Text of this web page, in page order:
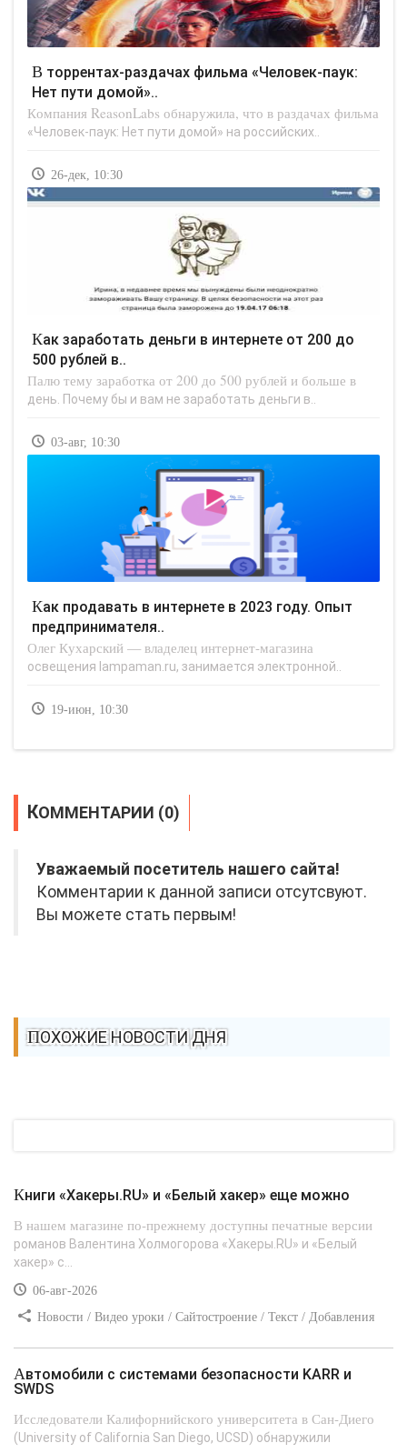
В торрентах-раздачах фильма «Человек-паук:
Нет пути домой»..
Компания ReasonLabs обнаружила, что в раздачах фильма
«Человек-паук: Нет пути домой» на российских..
26-дек, 10:30
Как заработать деньги в интернете от 200 до
500 рублей в..
Палю тему заработка от 200 до 500 рублей и больше в
день. Почему бы и вам не заработать деньги в..
03-авг, 10:30
Как продавать в интернете в 2023 году. Опыт
предпринимателя..
Олег Кухарский — владелец интернет-магазина
освещения lampaman.ru, занимается электронной..
19-июн, 10:30
КОММЕНТАРИИ (0)
Уважаемый посетитель нашего сайта!
Комментарии к данной записи отсутсвуют.
Вы можете стать первым!
ПОХОЖИЕ НОВОСТИ ДНЯ
Книги «Хакеры.RU» и «Белый хакер» еще можно
В нашем магазине по-прежнему доступны печатные версии
романов Валентина Холмогорова «Хакеры.RU» и «Белый
хакер» с...
06-авг-2026
Новости / Видео уроки / Сайтостроение / Текст / Добавления
Автомобили с системами безопасности KARR и
SWDS
Исследователи Калифорнийского университета в Сан-Диего
(University of California San Diego, UCSD) обнаружили